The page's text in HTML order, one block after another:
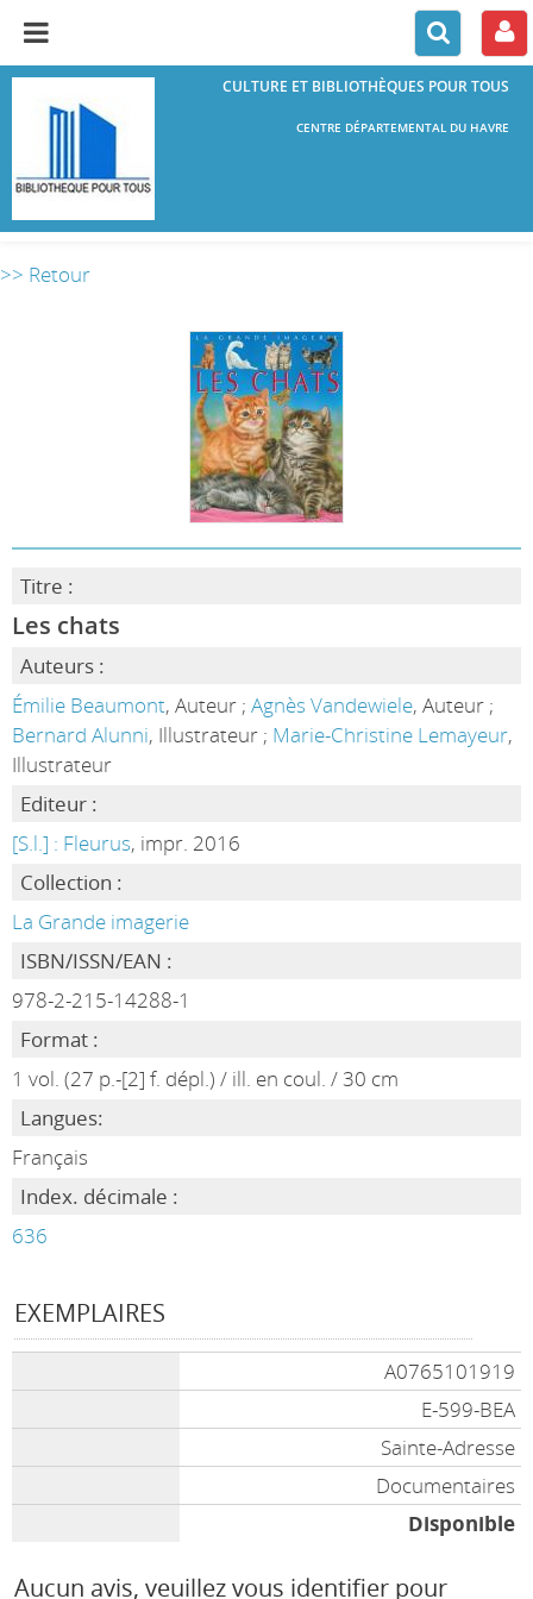
CULTURE ET BIBLIOTHÈQUES POUR TOUS
CENTRE DÉPARTEMENTAL DU HAVRE
>> Retour
Titre :
Les chats
Auteurs :
Émilie Beaumont, Auteur ; Agnès Vandewiele, Auteur ;
Bernard Alunni, Illustrateur ; Marie-Christine Lemayeur,
Illustrateur
Editeur :
[S.l.] : Fleurus, impr. 2016
Collection :
La Grande imagerie
ISBN/ISSN/EAN :
978-2-215-14288-1
Format :
1 vol. (27 p.-[2] f. dépl.) / ill. en coul. / 30 cm
Langues:
Français
Index. décimale :
636
EXEMPLAIRES
A0765101919
E-599-BEA
Sainte-Adresse
Documentaires
Disponible
Aucun avis, veuillez vous identifier pour